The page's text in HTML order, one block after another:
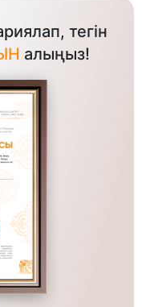
тегін
алыңыз!